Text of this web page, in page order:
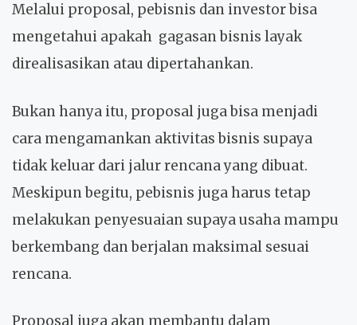
Melalui proposal, pebisnis dan investor bisa
mengetahui apakah gagasan bisnis layak
direalisasikan atau dipertahankan.
Bukan hanya itu, proposal juga bisa menjadi
cara mengamankan aktivitas bisnis supaya
tidak keluar dari jalur rencana yang dibuat.
Meskipun begitu, pebisnis juga harus tetap
melakukan penyesuaian supaya usaha mampu
berkembang dan berjalan maksimal sesuai
rencana.
Proposal juga akan membantu dalam